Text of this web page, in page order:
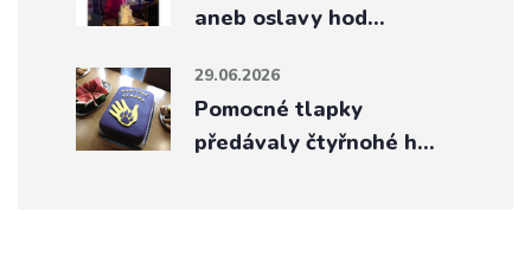
aneb oslavy hod…
29.06.2026
Pomocné tlapky
předávaly čtyřnohé h…